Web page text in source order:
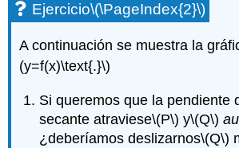
Ejercicio\(\PageIndex{2}\)
A continuación se muestra la
(y=f(x)\text{.}\)
Si queremos que la pendiente
secante atraviese\(P\) y\(Q\)
¿deberíamos deslizarnos\(Q\)